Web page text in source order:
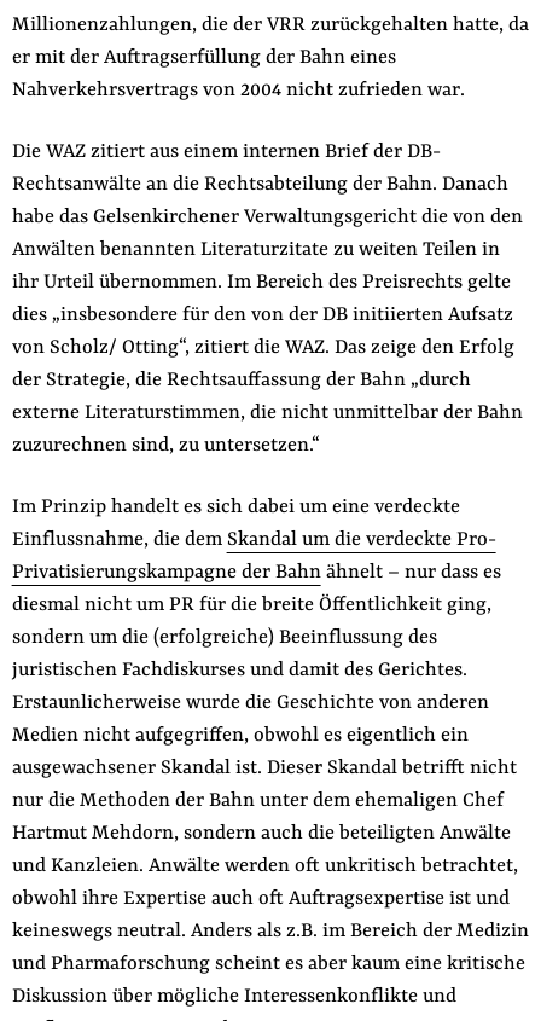
auf
der
Website
Folge Uns
FacebookMastodon
BlueskyInstagram
YoutubeLinkedInFeed
Millionenzahlungen, die der VRR zurückgehalten hatte, da
er mit der Auftragserfüllung der Bahn eines
Nahverkehrsvertrags von 2004 nicht zufrieden war.
Die WAZ zitiert aus einem internen Brief der DB-
Rechtsanwälte an die Rechtsabteilung der Bahn. Danach
habe das Gelsenkirchener Verwaltungsgericht die von den
Anwälten benannten Literaturzitate zu weiten Teilen in
ihr Urteil übernommen. Im Bereich des Preisrechts gelte
dies „insbesondere für den von der DB initiierten Aufsatz
von Scholz/ Otting“, zitiert die WAZ. Das zeige den Erfolg
der Strategie, die Rechtsauffassung der Bahn „durch
externe Literaturstimmen, die nicht unmittelbar der Bahn
zuzurechnen sind, zu untersetzen.“
Im Prinzip handelt es sich dabei um eine verdeckte
Einflussnahme, die dem Skandal um die verdeckte Pro-
Privatisierungskampagne der Bahnähnelt – nur dass es
diesmal nicht um PR für die breite Öffentlichkeit ging,
sondern um die (erfolgreiche) Beeinflussung des
juristischen Fachdiskurses und damit des Gerichtes.
Erstaunlicherweise wurde die Geschichte von anderen
Medien nicht aufgegriffen, obwohl es eigentlich ein
ausgewachsener Skandal ist. Dieser Skandal betrifft nicht
nur die Methoden der Bahn unter dem ehemaligen Chef
Hartmut Mehdorn, sondern auch die beteiligten Anwälte
und Kanzleien. Anwälte werden oft unkritisch betrachtet,
obwohl ihre Expertise auch oft Auftragsexpertise ist und
keineswegs neutral. Anders als z.B. im Bereich der Medizin
und Pharmaforschung scheint es aber kaum eine kritische
Diskussion über mögliche Interessenkonflikte und